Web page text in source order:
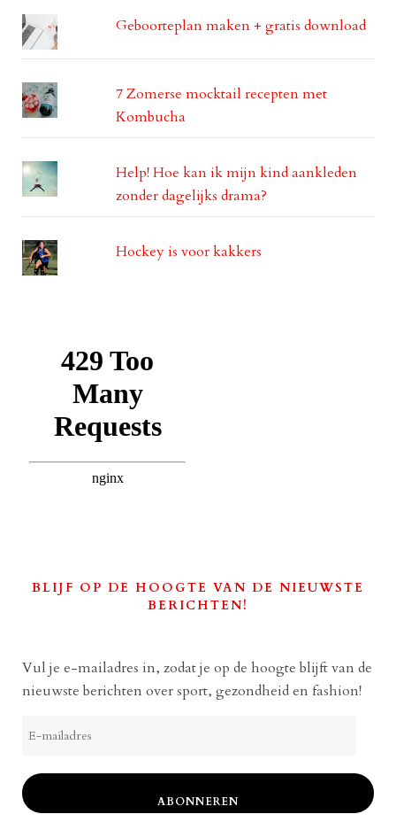
Geboorteplan maken + gratis download
7 Zomerse mocktail recepten met
Kombucha
Help! Hoe kan ik mijn kind aankleden
zonder dagelijks drama?
Hockey is voor kakkers
BLIJF OP DE HOOGTE VAN DE NIEUWSTE
BERICHTEN!
Vul je e-mailadres in, zodat je op de hoogte blijft van de
nieuwste berichten over sport, gezondheid en fashion!
mailadres
ABONNEREN